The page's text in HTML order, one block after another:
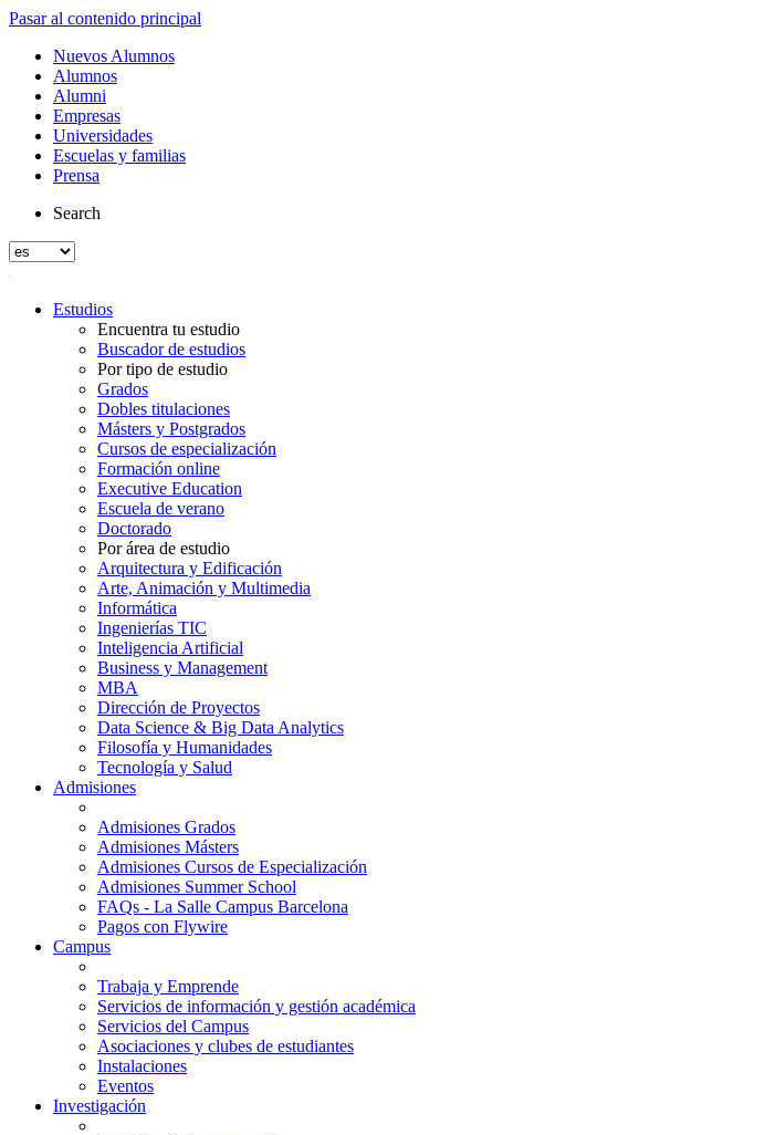
Pasar al contenido principal
Nuevos Alumnos
Alumnos
Alumni
Empresas
Universidades
Escuelas y familias
Prensa
Search
Estudios
Encuentra tu estudio
Buscador de estudios
Por tipo de estudio
Grados
Dobles titulaciones
Másters y Postgrados
Cursos de especialización
Formación online
Executive Education
Escuela de verano
Doctorado
Por área de estudio
Arquitectura y Edificación
Arte, Animación y Multimedia
Informática
Ingenierías TIC
Inteligencia Artificial
Business y Management
MBA
Dirección de Proyectos
Data Science & Big Data Analytics
Filosofía y Humanidades
Tecnología y Salud
Admisiones
Admisiones Grados
Admisiones Másters
Admisiones Cursos de Especialización
Admisiones Summer School
FAQs - La Salle Campus Barcelona
Pagos con Flywire
Campus
Trabaja y Emprende
Servicios de información y gestión académica
Servicios del Campus
Asociaciones y clubes de estudiantes
Instalaciones
Eventos
Investigación